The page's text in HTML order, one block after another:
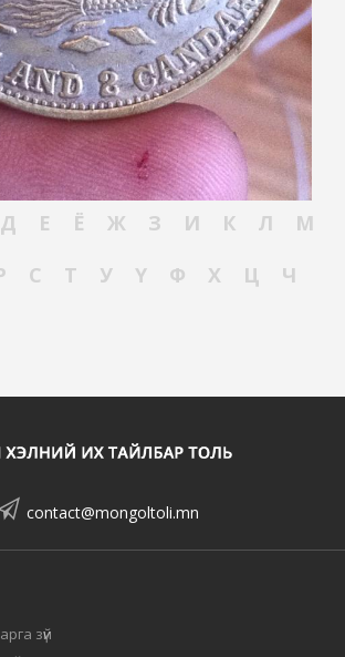
Д Е Ё Ж З И К Л
М
С Т У Ү Ф Х Ц
Ч
contact@mongoltoli.mn
зүй